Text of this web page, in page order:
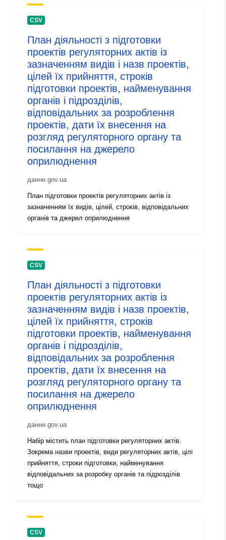
Идентификатор
и:
c93e28ce-17b2-49d1-bcbd-
5edbc14d3c1c
uriRef:
http://data.europa.eu/88u/dataset/
17b2-49d1-bcbd-5edbc14d3c1c
Информация за
версията:
1.0
CSV
План діяльності з підготовки
проектів регуляторних актів із
зазначенням видів і назв проектів,
цілей їх прийняття, строків
підготовки проектів, найменування
органів і підрозділів,
відповідальних за розроблення
проектів, дати їх внесення на
розгляд регуляторного органу та
посилання на джерело
оприлюднення
данни.gov.ua
План підготовки проектів регуляторних актів із
зазначенням їх видів, цілей, строків, відповідальних
органів та джерел оприлюднення
CSV
План діяльності з підготовки
проектів регуляторних актів із
зазначенням видів і назв проектів,
цілей їх прийняття, строків
підготовки проектів, найменування
органів і підрозділів,
відповідальних за розроблення
проектів, дати їх внесення на
розгляд регуляторного органу та
посилання на джерело
оприлюднення
данни.gov.ua
Набір містить план підготовки регуляторних актів.
Зокрема назви проектів, види регуляторних актів, цілі
прийняття, строки підготовки, найменування
відповідальних за розробку органів та підрозділів
тощо
CSV